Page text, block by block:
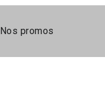
Nos promos